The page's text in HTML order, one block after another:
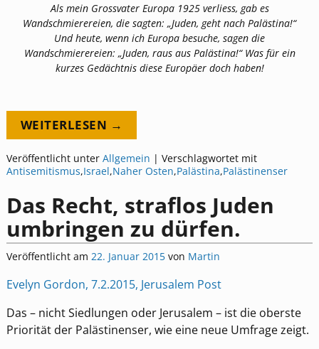
Als mein Grossvater Europa 1925 verliess, gab es
Wandschmierereien, die sagten: „Juden, geht nach Palästina!“
Und heute, wenn ich Europa besuche, sagen die
Wandschmierereien: „Juden, raus aus Palästina!“ Was für ein
kurzes Gedächtnis diese Europäer doch haben!
WEITERLESEN →
Veröffentlicht unter Allgemein | Verschlagwortet mit
Antisemitismus,Israel,Naher Osten,Palästina,Palästinenser
Das Recht, straflos Juden
umbringen zu dürfen.
Veröffentlicht am 22. Januar 2015 von Martin
Evelyn Gordon, 7.2.2015, Jerusalem Post
Das – nicht Siedlungen oder Jerusalem – ist die oberste
Priorität der Palästinenser, wie eine neue Umfrage zeigt.